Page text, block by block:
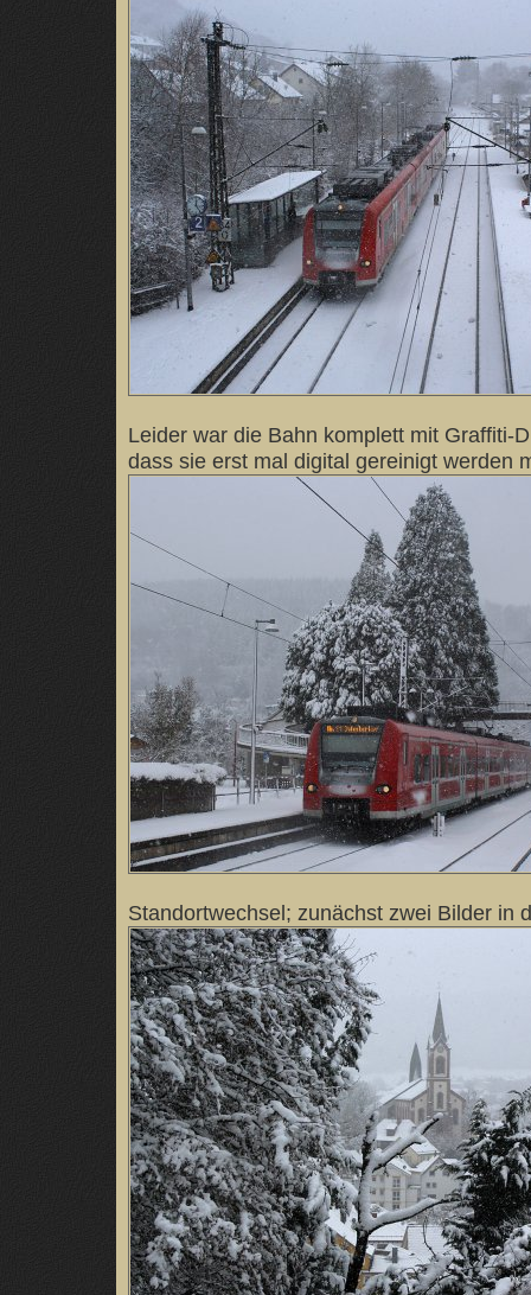
Leider war die Bahn komplett mit Graffiti-
dass sie erst mal digital gereinigt werden
Standortwechsel; zunächst zwei Bilder in